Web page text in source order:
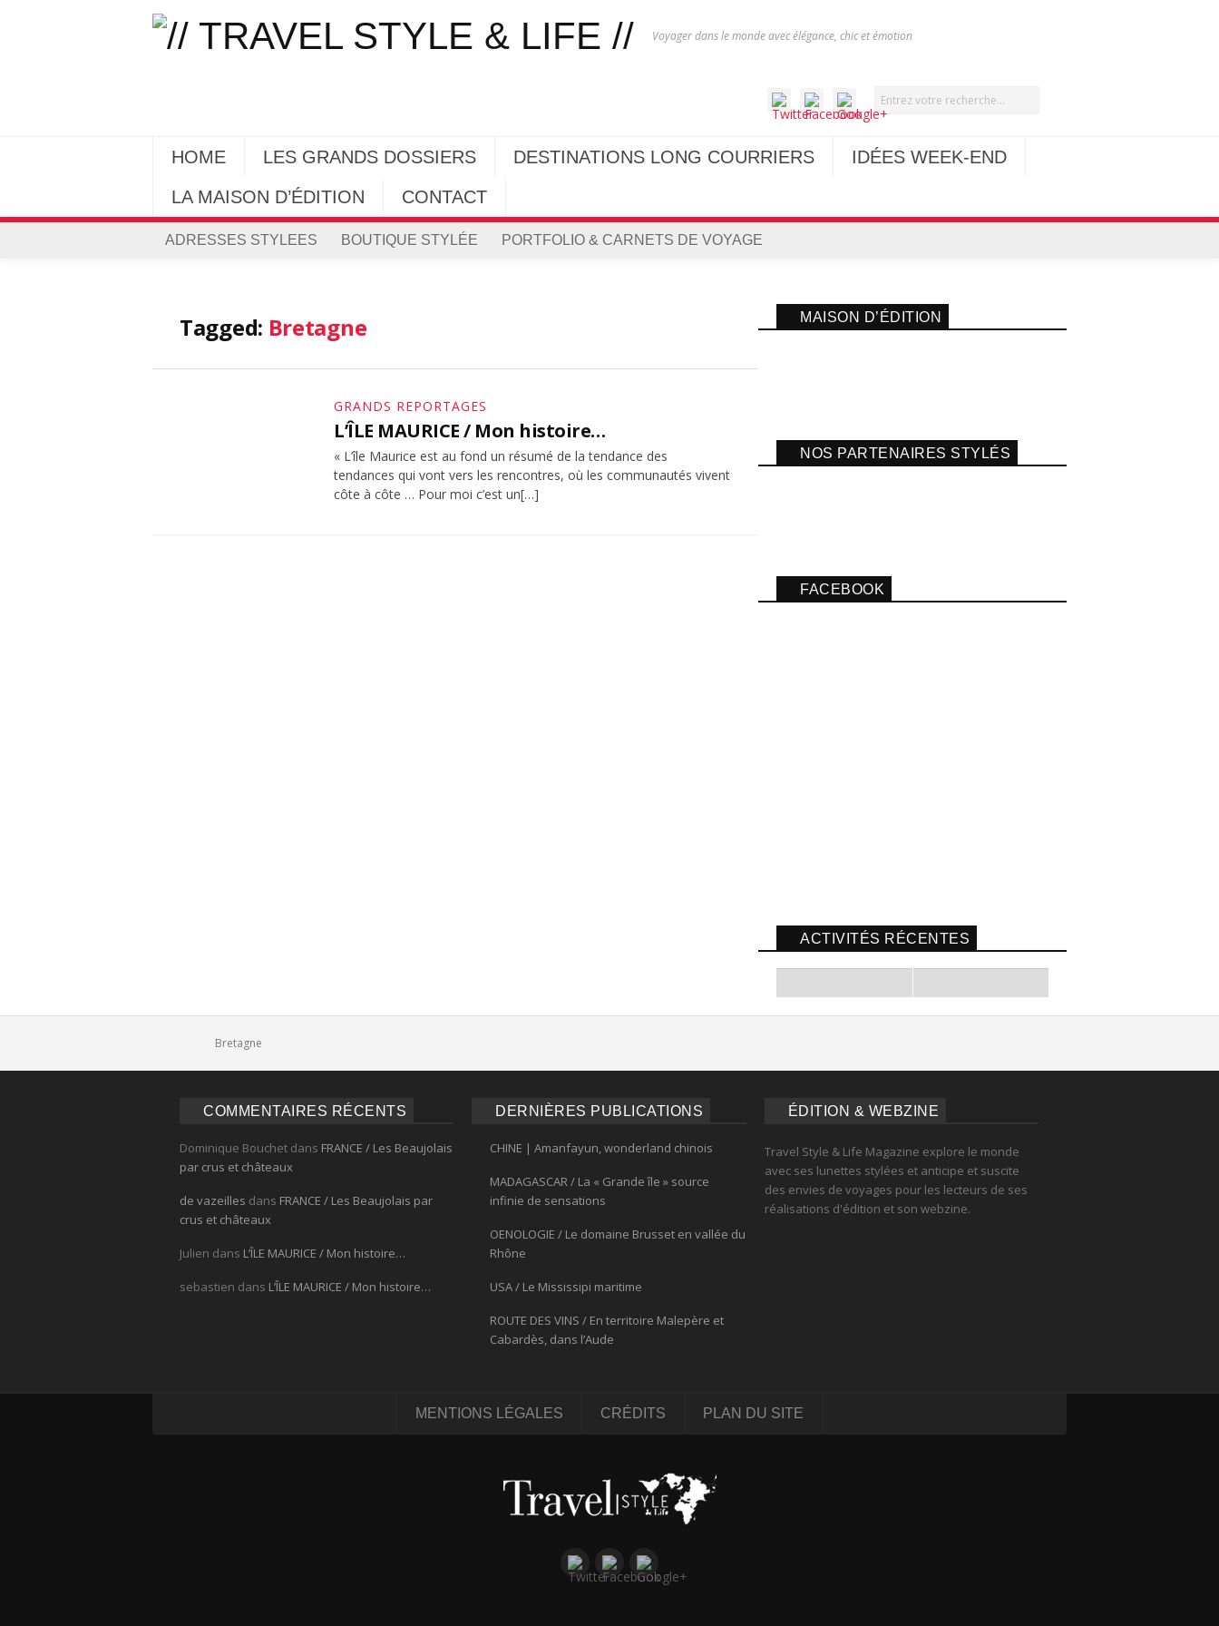
Voyager dans le monde avec élégance, chic et émotion
HOME LES GRANDS DOSSIERS DESTINATIONS LONG COURRIERS
IDÉES WEEK-END
LA MAISON D’ÉDITION
CONTACT
ADRESSES STYLEES BOUTIQUE STYLÉE PORTFOLIO & CARNETS DE VOYAGE
Tagged: Bretagne
GRANDS REPORTAGES
L’ÎLE MAURICE / Mon histoire…
« L’île Maurice est au fond un résumé de la tendance des
tendances qui vont vers les rencontres, où les communautés vivent
côte à côte … Pour moi c’est un[…]
MAISON D’ÉDITION
NOS PARTENAIRES STYLÉS
FACEBOOK
ACTIVITÉS RÉCENTES
Bretagne
COMMENTAIRES RÉCENTS
Dominique Bouchet dans FRANCE / Les Beaujolais
par crus et châteaux
de vazeilles dans FRANCE / Les Beaujolais par
crus et châteaux
Julien dans L’ÎLE MAURICE / Mon histoire…
sebastien dans L’ÎLE MAURICE / Mon histoire…
DERNIÈRES PUBLICATIONS
CHINE | Amanfayun, wonderland chinois
MADAGASCAR / La « Grande île » source
infinie de sensations
OENOLOGIE / Le domaine Brusset en vallée du
Rhône
USA / Le Mississipi maritime
ROUTE DES VINS / En territoire Malepère et
Cabardès, dans l’Aude
ÉDITION & WEBZINE
Travel Style & Life Magazine explore le monde
avec ses lunettes stylées et anticipe et suscite
des envies de voyages pour les lecteurs de ses
réalisations d'édition et son webzine.
MENTIONS LÉGALES CRÉDITS PLAN DU SITE